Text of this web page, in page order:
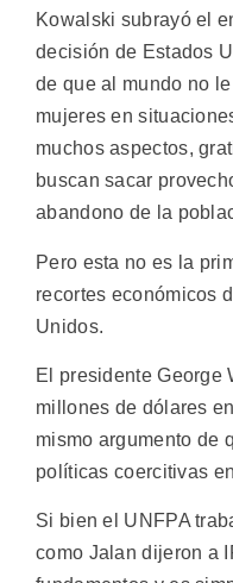
Kowalski subrayó el
decisión de Estados
de que al mundo no
mujeres en
muchos aspectos,
buscan sacar
abandono de la
Pero esta no es la
recortes económicos
Unidos.
El presidente George
millones de dólares
mismo argumento de
políticas coercitivas
Si bien el UNFPA
como Jalan dijeron a